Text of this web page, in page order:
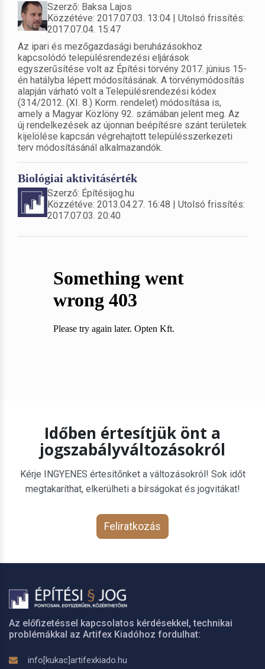
Szerző: Baksa Lajos
Közzétéve: 2017.07.03. 13:04 | Utolsó frissítés:
2017.07.04. 15:47
Az ipari és mezőgazdasági beruházásokhoz
kapcsolódó településrendezési eljárások
egyszerűsítése volt az Építési törvény 2017. június 15-
én hatályba lépett módosításának. A törvénymódosítás
alapján várható volt a Településrendezési kódex
(314/2012. (XI. 8.) Korm. rendelet) módosítása is,
amely a Magyar Közlöny 92. számában jelent meg. Az
új rendelkezések az újonnan beépítésre szánt területek
kijelölése kapcsán végrehajtott településszerkezeti
terv módosításánál alkalmazandók.
Biológiai aktivitásérték
Szerző: Építésijog.hu
Közzétéve: 2013.04.27. 16:48 | Utolsó frissítés:
2017.07.03. 20:40
Időben értesítjük önt a
jogszabályváltozásokról
Kérje INGYENES értesítőnket a változásokról! Sok időt
megtakaríthat, elkerülheti a bírságokat és jogvitákat!
Feliratkozás
Az előfizetéssel kapcsolatos kérdésekkel, technikai
problémákkal az Artifex Kiadóhoz fordulhat:
info[kukac]artifexkiado.hu